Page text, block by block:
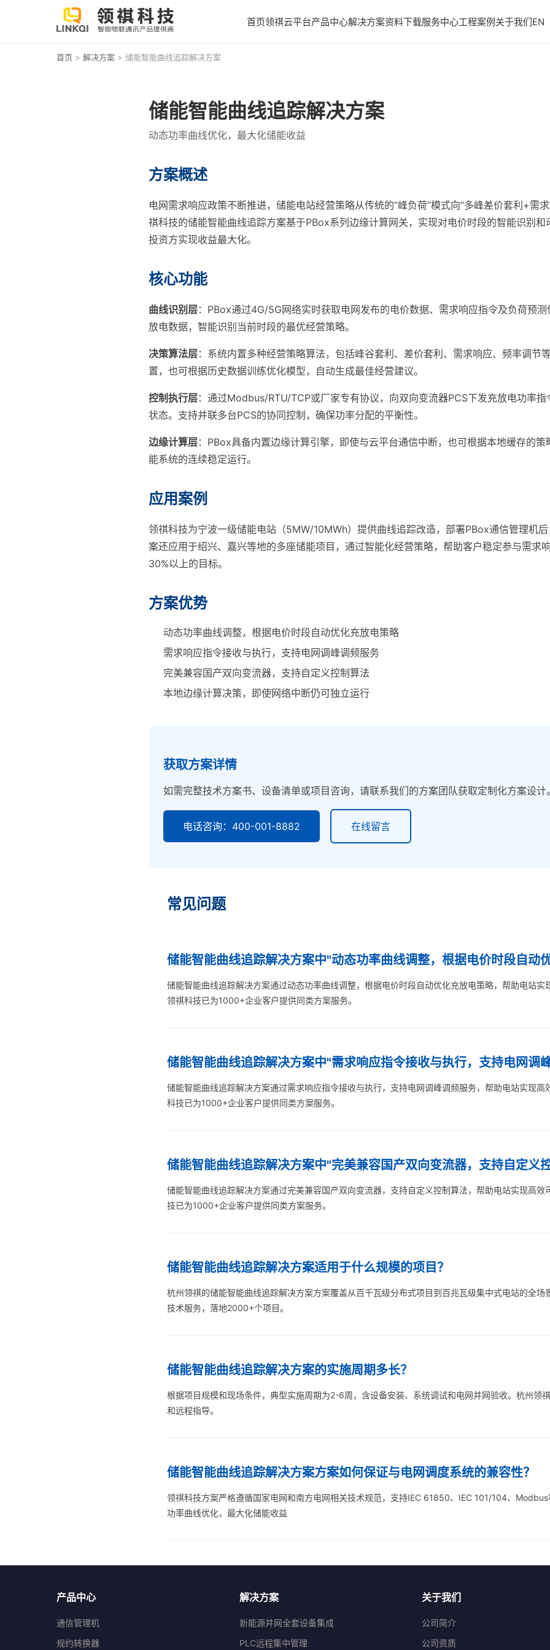
首页领祺云平台产品中心解决方案资料下载服务中心工程案例关于我们EN
首页 > 解决方案 > 储能智能曲线追踪解决方案
储能智能曲线追踪解决方案
动态功率曲线优化，最大化储能收益
方案概述
电网需求响应政策不断推进，储能电站经营策略从传统的”峰负荷”模式向”多峰差价套利+需
祺科技的储能智能曲线追踪方案基于PBox系列边缘计算网关，实现对电价时段的智能识别
投资方实现收益最大化。
核心功能
曲线识别层：PBox通过4G/5G网络实时获取电网发布的电价数据、需求响应指令及负荷预
放电数据，智能识别当前时段的最优经营策略。
决策算法层：系统内置多种经营策略算法，包括峰谷套利、差价套利、需求响应、频率调节
置，也可根据历史数据训练优化模型，自动生成最佳经营建议。
控制执行层：通过Modbus/RTU/TCP或厂家专有协议，向双向变流器PCS下发充放电功率
状态。支持并联多台PCS的协同控制，确保功率分配的平衡性。
边缘计算层：PBox具备内置边缘计算引擎，即使与云平台通信中断，也可根据本地缓存的
能系统的连续稳定运行。
应用案例
领祺科技为宁波一级储能电站（5MW/10MWh）提供曲线追踪改造，部署PBox通信管理机
案还应用于绍兴、嘉兴等地的多座储能项目，通过智能化经营策略，帮助客户稳定参与需求
30%以上的目标。
方案优势
动态功率曲线调整，根据电价时段自动优化充放电策略
需求响应指令接收与执行，支持电网调峰调频服务
完美兼容国产双向变流器，支持自定义控制算法
本地边缘计算决策，即使网络中断仍可独立运行
获取方案详情
如需完整技术方案书、设备清单或项目咨询，请联系我们的方案团队获取定制化方案设计
电话咨询：400-001-8882 在线留言
常见问题
储能智能曲线追踪解决方案中"动态功率曲线调整，根据电价时段自动
储能智能曲线追踪解决方案通过动态功率曲线调整，根据电价时段自动优化充放电策略，帮助电站实
领祺科技已为1000+企业客户提供同类方案服务。
储能智能曲线追踪解决方案中"需求响应指令接收与执行，支持电网调
储能智能曲线追踪解决方案通过需求响应指令接收与执行，支持电网调峰调频服务，帮助电站实现高
科技已为1000+企业客户提供同类方案服务。
储能智能曲线追踪解决方案中"完美兼容国产双向变流器，支持自定义
储能智能曲线追踪解决方案通过完美兼容国产双向变流器，支持自定义控制算法，帮助电站实现高效
技已为1000+企业客户提供同类方案服务。
储能智能曲线追踪解决方案适用于什么规模的项目？
杭州领祺的储能智能曲线追踪解决方案方案覆盖从百千瓦级分布式项目到百兆瓦级集中式电站的全
技术服务，落地2000+个项目。
储能智能曲线追踪解决方案的实施周期多长？
根据项目规模和现场条件，典型实施周期为2-6周，含设备安装、系统调试和电网并网验收。杭州领
和远程指导。
储能智能曲线追踪解决方案方案如何保证与电网调度系统的兼容性？
领祺科技方案严格遵循国家电网和南方电网相关技术规范，支持IEC 61850、IEC 101/104、
功率曲线优化，最大化储能收益
产品中心
通信管理机
规约转换器
解决方案
新能源并网全套设备集成
PLC远程集中管理
关于我们
公司简介
公司资质